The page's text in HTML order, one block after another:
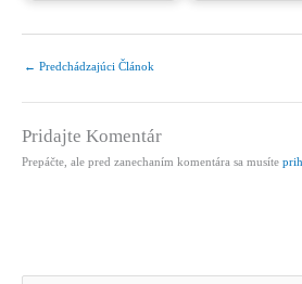
← Predchádzajúci Článok
Pridajte Komentár
Prepáčte, ale pred zanechaním komentára sa musíte